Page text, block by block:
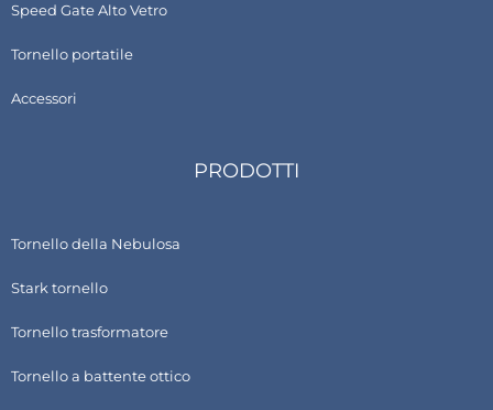
Speed Gate Alto Vetro
Tornello portatile
Accessori
PRODOTTI
Tornello della Nebulosa
Stark tornello
Tornello trasformatore
Tornello a battente ottico